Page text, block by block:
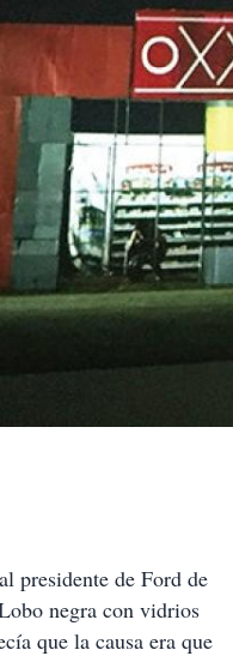
presidente de Ford de
negra con vidrios
que la causa era que